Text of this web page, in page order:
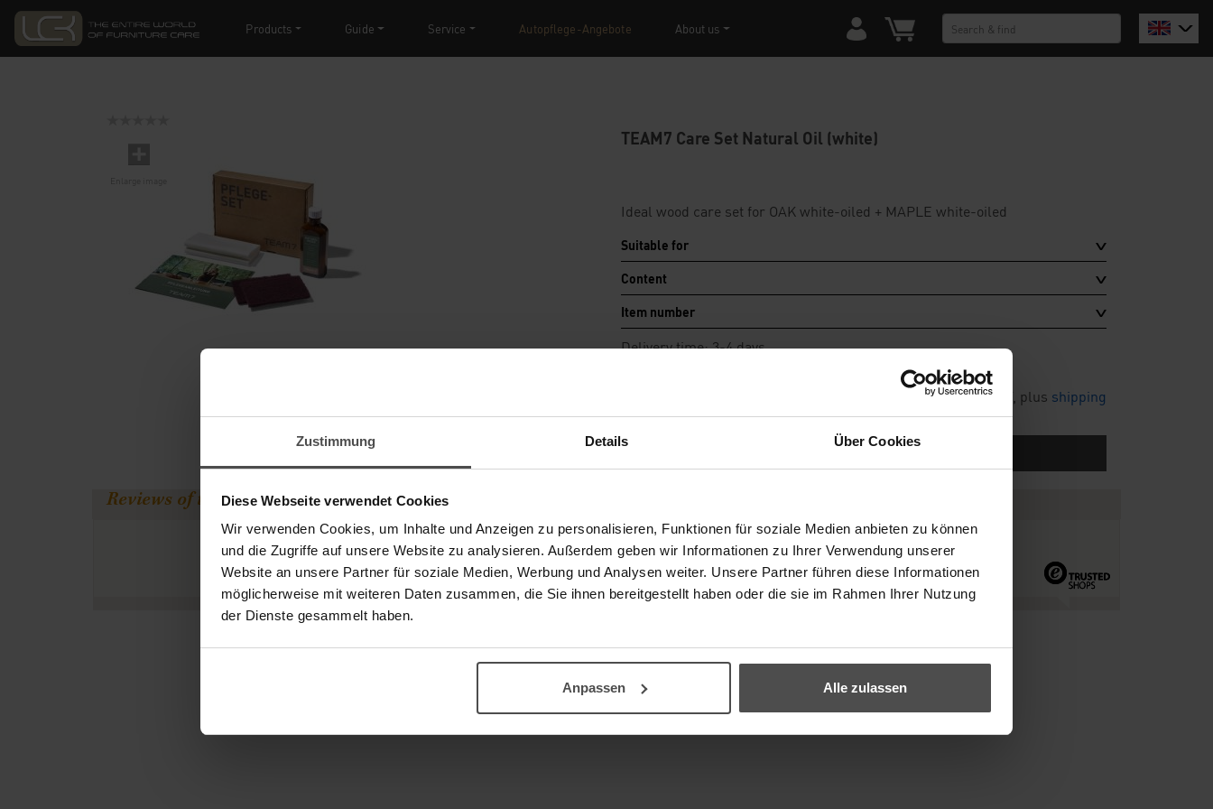
Zustimmung Details Über Cookies
Diese Webseite verwendet Cookies
Wir verwenden Cookies, um Inhalte und Anzeigen zu personalisieren, Funktionen für soziale Medien anbieten zu können
und die Zugriffe auf unsere Website zu analysieren. Außerdem geben wir Informationen zu Ihrer Verwendung unserer
Website an unsere Partner für soziale Medien, Werbung und Analysen weiter. Unsere Partner führen diese Informationen
möglicherweise mit weiteren Daten zusammen, die Sie ihnen bereitgestellt haben oder die sie im Rahmen Ihrer Nutzung
der Dienste gesammelt haben.
Anpassen Alle zulassen
Products Guide Service Autopflege-Angebote About us
TEAM7 Care Set Natural Oil (white)
Ideal wood care set for OAK white-oiled + MAPLE white-oiled
Suitable for
Content
Item number
Delivery time: 3-4 days
23,00 € incl. VAT, plus shipping
Reviews of this article at Trusted Shops
There are no reviews yet.